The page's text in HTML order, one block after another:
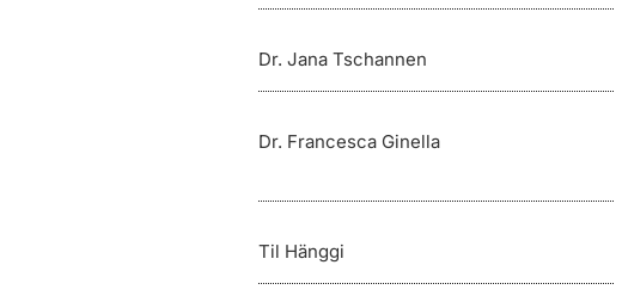
Dr. Jana Tschannen
Dr. Francesca Ginella
Til Hänggi